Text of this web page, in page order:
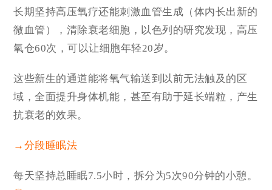
长期坚持高压氧疗还能刺激血管生成（体内长出新的
微血管），清除衰老细胞，以色列的研究发现，高压
氧仓60次，可以让细胞年轻20岁。
这些新生的通道能将氧气输送到以前无法触及的区
域，全面提升身体机能，甚至有助于延长端粒 ，产生
抗衰老的效果。
→分段睡眠法
每天坚持总睡眠7.5小时，拆分为5次90分钟的小憩。